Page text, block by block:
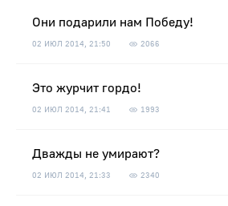
Они подарили нам Победу!
02 ИЮЛ 2014, 21:50 2066
Это журчит гордо!
02 ИЮЛ 2014, 21:41 1993
Дважды не умирают?
02 ИЮЛ 2014, 21:33 2340